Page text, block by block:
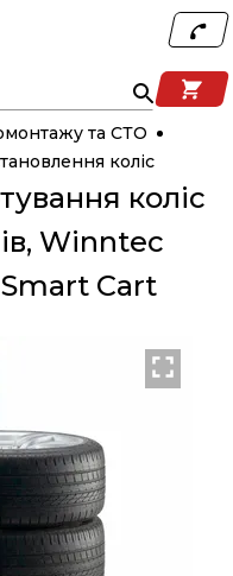
та СТО
коліс
коліс
Winntec
Smart Cart